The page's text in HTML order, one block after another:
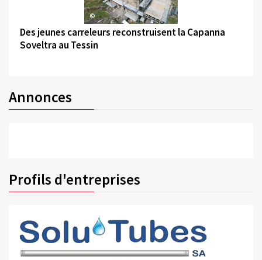
©
Des jeunes carreleurs reconstruisent la Capanna
Soveltra au Tessin
Annonces
Profils d'entreprises